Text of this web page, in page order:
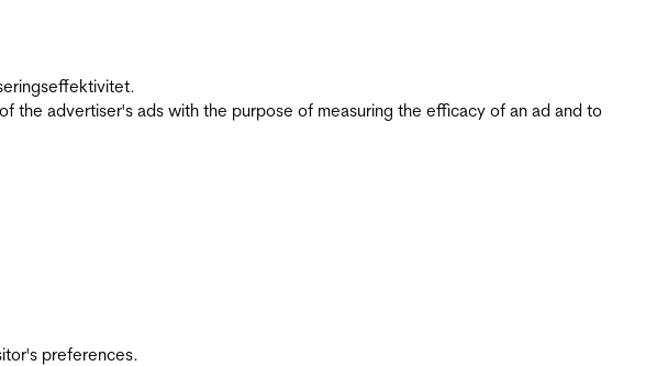
advertiser's ads with the purpose of measuring the efficacy of an ad and to
preferences.